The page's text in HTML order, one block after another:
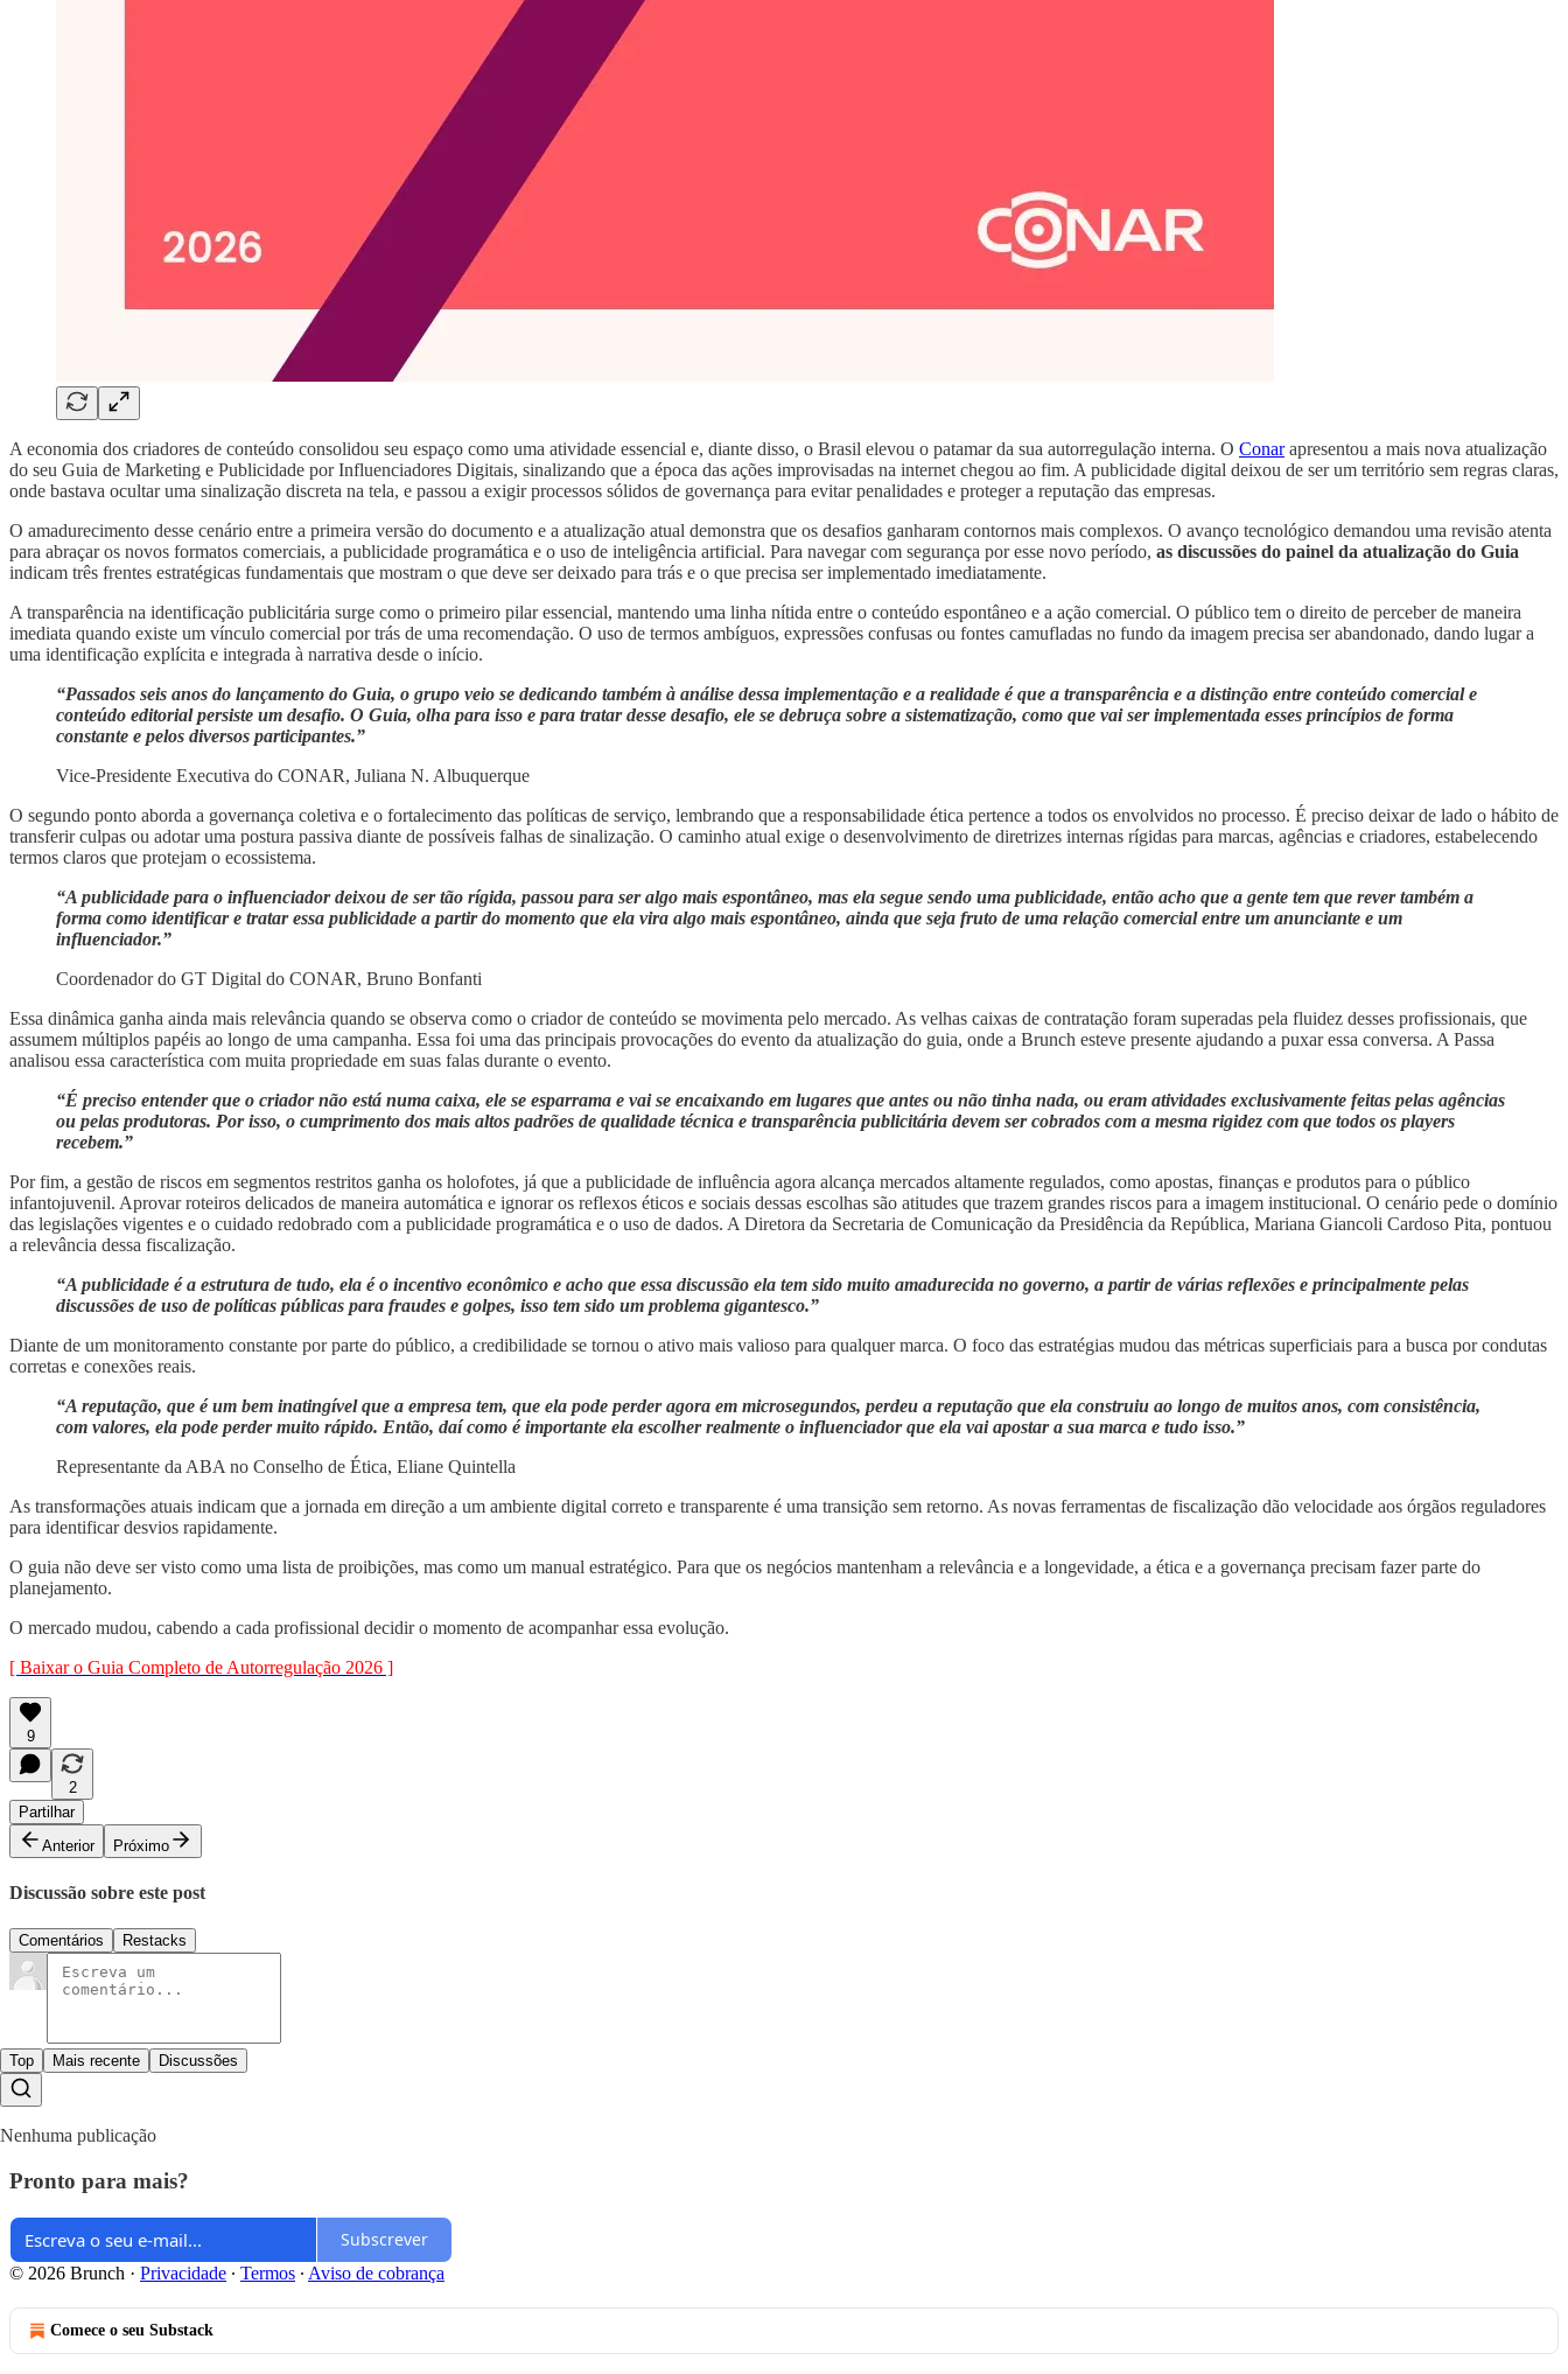
A economia dos criadores de conteúdo consolidou seu espaço como uma atividade essencial e, diante disso, o Brasil elevou o patamar da sua autorregulação interna. O Conarapresentou a mais nova atualização
do seu Guia de Marketing e Publicidade por Influenciadores Digitais, sinalizando que a época das ações improvisadas na internet chegou ao fim. A publicidade digital deixou de ser um território sem regras claras,
onde bastava ocultar uma sinalização discreta na tela, e passou a exigir processos sólidos de governança para evitar penalidades e proteger a reputação das empresas.
O amadurecimento desse cenário entre a primeira versão do documento e a atualização atual demonstra que os desafios ganharam contornos mais complexos. O avanço tecnológico demandou uma revisão atenta
para abraçar os novos formatos comerciais, a publicidade programática e o uso de inteligência artificial. Para navegar com segurança por esse novo período, as discussões do painel da atualização do Guia
indicam três frentes estratégicas fundamentais que mostram o que deve ser deixado para trás e o que precisa ser implementado imediatamente.
A transparência na identificação publicitária surge como o primeiro pilar essencial, mantendo uma linha nítida entre o conteúdo espontâneo e a ação comercial. O público tem o direito de perceber de maneira
imediata quando existe um vínculo comercial por trás de uma recomendação. O uso de termos ambíguos, expressões confusas ou fontes camufladas no fundo da imagem precisa ser abandonado, dando lugar a
uma identificação explícita e integrada à narrativa desde o início.
“Passados seis anos do lançamento do Guia, o grupo veio se dedicando também à análise dessa implementação e a realidade é que a transparência e a distinção entre conteúdo comercial e
conteúdo editorial persiste um desafio. O Guia, olha para isso e para tratar desse desafio, ele se debruça sobre a sistematização, como que vai ser implementada esses princípios de forma
constante e pelos diversos participantes.”
Vice-Presidente Executiva do CONAR, Juliana N. Albuquerque
O segundo ponto aborda a governança coletiva e o fortalecimento das políticas de serviço, lembrando que a responsabilidade ética pertence a todos os envolvidos no processo. É preciso deixar de lado o hábito de
transferir culpas ou adotar uma postura passiva diante de possíveis falhas de sinalização. O caminho atual exige o desenvolvimento de diretrizes internas rígidas para marcas, agências e criadores, estabelecendo
termos claros que protejam o ecossistema.
“A publicidade para o influenciador deixou de ser tão rígida, passou para ser algo mais espontâneo, mas ela segue sendo uma publicidade, então acho que a gente tem que rever também a
forma como identificar e tratar essa publicidade a partir do momento que ela vira algo mais espontâneo, ainda que seja fruto de uma relação comercial entre um anunciante e um
influenciador.”
Coordenador do GT Digital do CONAR, Bruno Bonfanti
Essa dinâmica ganha ainda mais relevância quando se observa como o criador de conteúdo se movimenta pelo mercado. As velhas caixas de contratação foram superadas pela fluidez desses profissionais, que
assumem múltiplos papéis ao longo de uma campanha. Essa foi uma das principais provocações do evento da atualização do guia, onde a Brunch esteve presente ajudando a puxar essa conversa. A Passa
analisou essa característica com muita propriedade em suas falas durante o evento.
“É preciso entender que o criador não está numa caixa, ele se esparrama e vai se encaixando em lugares que antes ou não tinha nada, ou eram atividades exclusivamente feitas pelas agências
ou pelas produtoras. Por isso, o cumprimento dos mais altos padrões de qualidade técnica e transparência publicitária devem ser cobrados com a mesma rigidez com que todos os players
recebem.”
Por fim, a gestão de riscos em segmentos restritos ganha os holofotes, já que a publicidade de influência agora alcança mercados altamente regulados, como apostas, finanças e produtos para o público
infantojuvenil. Aprovar roteiros delicados de maneira automática e ignorar os reflexos éticos e sociais dessas escolhas são atitudes que trazem grandes riscos para a imagem institucional. O cenário pede o domínio
das legislações vigentes e o cuidado redobrado com a publicidade programática e o uso de dados. A Diretora da Secretaria de Comunicação da Presidência da República, Mariana Giancoli Cardoso Pita, pontuou
a relevância dessa fiscalização.
“A publicidade é a estrutura de tudo, ela é o incentivo econômico e acho que essa discussão ela tem sido muito amadurecida no governo, a partir de várias reflexões e principalmente pelas
discussões de uso de políticas públicas para fraudes e golpes, isso tem sido um problema gigantesco.”
Diante de um monitoramento constante por parte do público, a credibilidade se tornou o ativo mais valioso para qualquer marca. O foco das estratégias mudou das métricas superficiais para a busca por condutas
corretas e conexões reais.
“A reputação, que é um bem inatingível que a empresa tem, que ela pode perder agora em microsegundos, perdeu a reputação que ela construiu ao longo de muitos anos, com consistência,
com valores, ela pode perder muito rápido. Então, daí como é importante ela escolher realmente o influenciador que ela vai apostar a sua marca e tudo isso.”
Representante da ABA no Conselho de Ética, Eliane Quintella
As transformações atuais indicam que a jornada em direção a um ambiente digital correto e transparente é uma transição sem retorno. As novas ferramentas de fiscalização dão velocidade aos órgãos reguladores
para identificar desvios rapidamente.
O guia não deve ser visto como uma lista de proibições, mas como um manual estratégico. Para que os negócios mantenham a relevância e a longevidade, a ética e a governança precisam fazer parte do
planejamento.
O mercado mudou, cabendo a cada profissional decidir o momento de acompanhar essa evolução.
[ Baixar o Guia Completo de Autorregulação 2026 ]
9
2
Partilhar
Anterior
Próximo
Discussão sobre este post
Comentários Restacks
Top Mais recente Discussões
Nenhuma publicação
Pronto para mais?
Subscrever
© 2026 Brunch · Privacidade ∙ Termos ∙ Aviso de cobrança
Comece o seu Substack